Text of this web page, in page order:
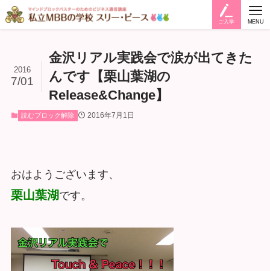
ご入学 MENU
金沢リアル実践会で涙が出てきた
んです【栗山葉湖の
Release&Change】
2016
7/01
読むブロック解除 2016年7月1日
おはようございます、
栗山葉湖です。